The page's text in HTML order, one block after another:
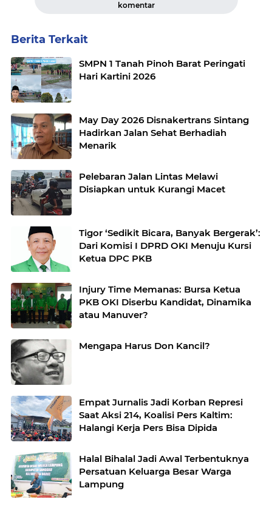
komentar
Berita Terkait
SMPN 1 Tanah Pinoh Barat Peringati
Hari Kartini 2026
May Day 2026 Disnakertrans Sintang
Hadirkan Jalan Sehat Berhadiah
Menarik
Pelebaran Jalan Lintas Melawi
Disiapkan untuk Kurangi Macet
Tigor ‘Sedikit Bicara, Banyak Bergerak’:
Dari Komisi I DPRD OKI Menuju Kursi
Ketua DPC PKB
Injury Time Memanas: Bursa Ketua
PKB OKI Diserbu Kandidat, Dinamika
atau Manuver?
Mengapa Harus Don Kancil?
Empat Jurnalis Jadi Korban Represi
Saat Aksi 214, Koalisi Pers Kaltim:
Halangi Kerja Pers Bisa Dipida
Halal Bihalal Jadi Awal Terbentuknya
Persatuan Keluarga Besar Warga
Lampung